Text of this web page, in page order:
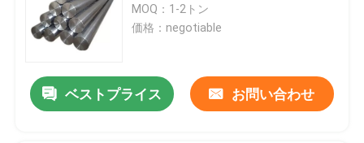
MOQ：1-2トン
価格：negotiable
ベストプライス お問い合わせ